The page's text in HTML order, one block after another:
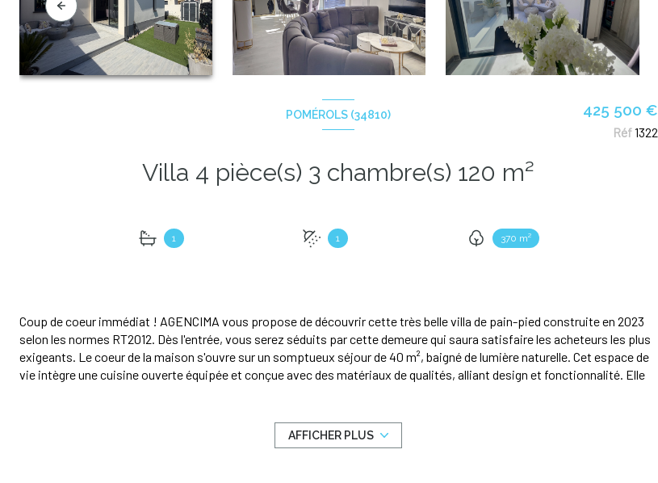
POMÉROLS (34810)
Villa 4 pièce(s) 3 chambre(s) 120 m²
1 1 370 m²
425 500 €
Réf1322
Coup de coeur immédiat ! AGENCIMA vous propose de découvrir cette très belle villa de pain-pied construite en 2023
selon les normes RT2012. Dès l'entrée, vous serez séduits par cette demeure qui saura satisfaire les acheteurs les plus
exigeants. Le coeur de la maison s'ouvre sur un somptueux séjour de 40 m², baigné de lumière naturelle. Cet espace de
vie intègre une cuisine ouverte équipée et conçue avec des matériaux de qualités, alliant design et fonctionnalité. Elle
projection cinema, bureau, salle de jeux...). Une vaste et agréable terrasse de 35m², véritable invitation au farnienté et
aux soirées d'été et un garage avec mezzanine complètent ce bien. Ici rien n'est laissé au hasard, chaque détail respire
AFFICHER PLUS